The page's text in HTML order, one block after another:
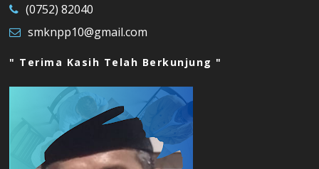
(0752) 82040
smknpp10@gmail.com
" Terima Kasih Telah Berkunjung "